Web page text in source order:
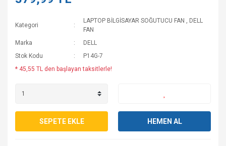
Kategori
LAPTOP BİLGİSAYAR SOĞUTUCU FAN , DELL
FAN
Marka
DELL
Stok Kodu
P14G-7
* 45,55 TL den başlayan taksitlerle!
SEPETE EKLE HEMEN AL